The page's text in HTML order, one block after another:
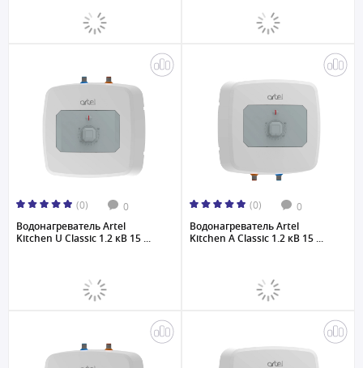
(0) 0
Водонагреватель Artel
Kitchen U Classic 1.2 кВ 15 ...
(0) 0
Водонагреватель Artel
Kitchen A Classic 1.2 кВ 15 ...